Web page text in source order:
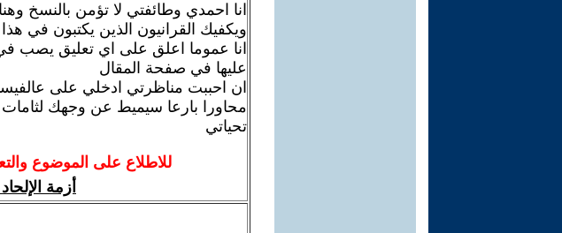
انا احمدي وطائفتي لا تؤمن بالنسخ
ويكفيك القرانيون الذين يكتبون في
انا عموما اعلق على اي تعليق يصب في
عليها في صفحة المقال
ان احببت مناظرتي ادخلي على
محاورا بارعا سيميط عن وجهك لثامات
تحياتي
للاطلاع على الموضوع
أزمة